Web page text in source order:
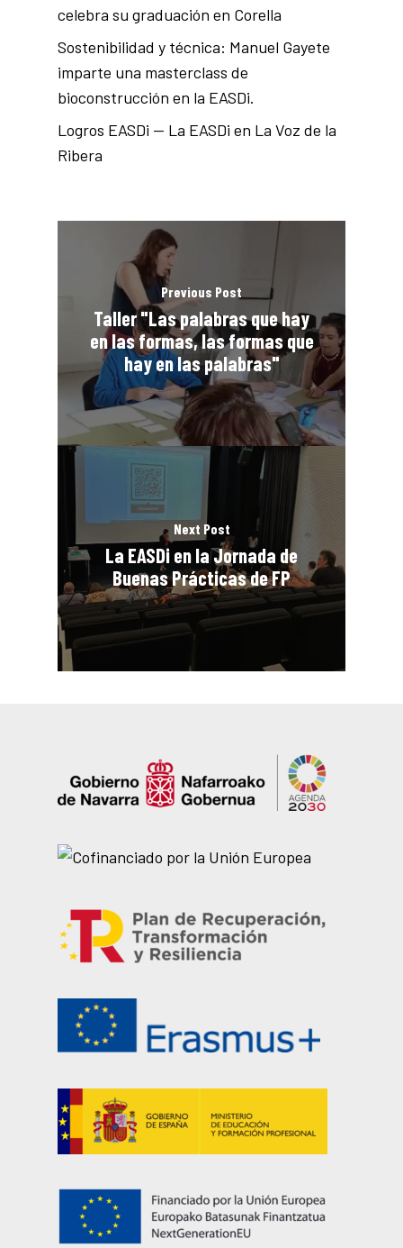
celebra su graduación en Corella
Sostenibilidad y técnica: Manuel Gayete
imparte una masterclass de
bioconstrucción en la EASDi.
Logros EASDi — La EASDi en La Voz de la
Ribera
Previous Post
Taller "Las palabras que hay
en las formas, las formas que
hay en las palabras"
Next Post
La EASDi en la Jornada de
Buenas Prácticas de FP